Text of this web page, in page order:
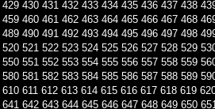
429 430 431 432 433 434 435 436 437 438
459 460 461 462 463 464 465 466 467 468
489 490 491 492 493 494 495 496 497 498
520 521 522 523 524 525 526 527 528 529
550 551 552 553 554 555 556 557 558 559
580 581 582 583 584 585 586 587 588 589
610 611 612 613 614 615 616 617 618 619
641 642 643 644 645 646 647 648 649 650